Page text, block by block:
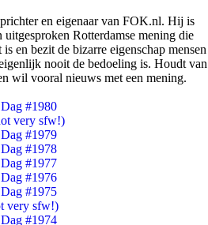
en eigenaar van FOK.nl. Hij is
uitgesproken Rotterdamse mening die
en bezit de bizarre eigenschap mensen
nooit de bedoeling is. Houdt van
wil vooral nieuws met een mening.
#1980
very sfw!)
#1979
#1978
#1977
#1976
#1975
very sfw!)
#1974